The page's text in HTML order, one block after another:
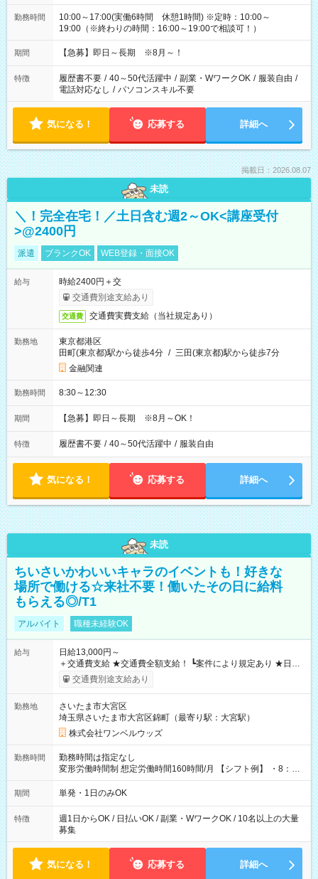
勤務時間
10:00～17:00(実働6時間 休憩1時間) ※定時：10:00～
19:00（※終わりの時間：16:00～19:00で相談可！）
期間 【急募】即日～長期 ※8月～！
特徴 履歴書不要 / 40～50代活躍中 / 副業・WワークOK / 服装自由 /
電話対応なし / パソコンスキル不要
気になる！ 応募する 詳細へ
掲載日：2026.08.07
未読
＼！完全在宅！／土日含む週2～OK<講座受付
>@2400円
派遣 ブランクOK WEB登録・面接OK
給与
時給2400円＋交
交通費別途支給あり
交通費 交通費実費支給（当社規定あり）
勤務地
東京都港区
田町(東京都)駅から徒歩4分 / 三田(東京都)駅から徒歩7分
金融関連
勤務時間 8:30～12:30
期間 【急募】即日～長期 ※8月～OK！
特徴 履歴書不要 / 40～50代活躍中 / 服装自由
気になる！ 応募する 詳細へ
未読
ちいさいかわいいキャラのイベントも！好きな
場所で働ける☆来社不要！働いたその日に給料
もらえる◎/T1
アルバイト 職種未経験OK
給与
日給13,000円～
＋交通費支給 ★交通費全額支給！ ┗案件により規定あり ★日払
いOK！（規定あり） ┗働いたその日に現金GET♪ お仕事後はコ
ンビニATMから 日払い分を引き落とせます！ 【試用期間】試
交通費別途支給あり
勤務地
さいたま市大宮区
埼玉県さいたま市大宮区錦町（最寄り駅：大宮駅）
株式会社ワンベルウッズ
勤務時間
勤務時間は指定なし
変形労働時間制 想定労働時間160時間/月 【シフト例】 ・8：00
～21：00
期間 単発・1日のみOK
特徴
週1日からOK / 日払いOK / 副業・WワークOK / 10名以上の大量
募集
気になる！ 応募する 詳細へ